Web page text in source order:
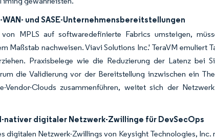
WAN- und SASE-Unternehmensbereitstellungen
MPLS auf softwaredefinierte Fabrics umsteigen,
Maßstab nachweisen. Viavi Solutions Inc.' TeraVM emuliert
Praxisbelege wie die Reduzierung der Latenz
die Validierung vor der Bereitstellung inzwischen ein
Vendor-Clouds zusammenführen, weitet sich der
nativer digitaler Netzwerk-Zwillinge für DevSecOps
digitalen Netzwerk-Zwillings von Keysight Technologies,